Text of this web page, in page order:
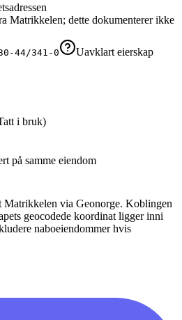
Matrikkelen; dette dokumenterer ikke
44/341-0
Uavklart eierskap
i bruk)
på samme eiendom
Matrikkelen via Geonorge. Koblingen
geocodede koordinat ligger inni
naboeiendommer hvis